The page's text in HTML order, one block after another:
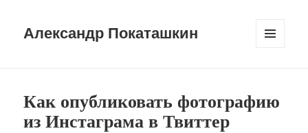
Александр Покаташкин
Как опубликовать фотографию
из Инстаграма в Твиттер